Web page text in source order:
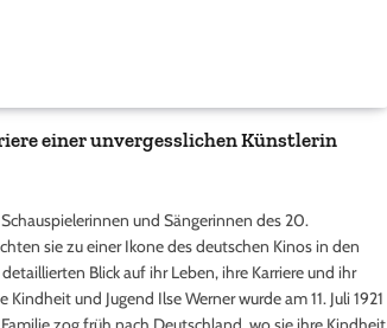
einer unvergesslichen Künstlerin
und Sängerinnen des 20.
sie zu einer Ikone des deutschen Kinos in den
Blick auf ihr Leben, ihre Karriere und ihr
und Jugend Ilse Werner wurde am 11. Juli 1921